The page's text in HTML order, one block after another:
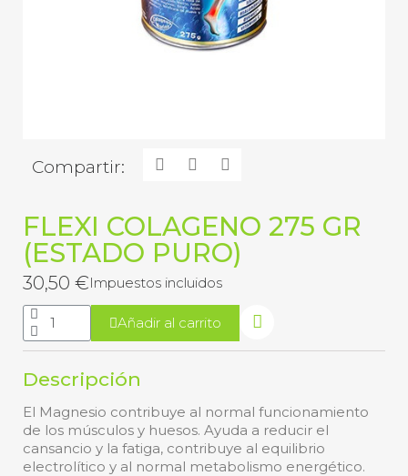
Compartir:
FLEXI COLAGENO 275 GR
(ESTADO PURO)
30,50 €Impuestos incluidos
Añadir al carrito
Descripción
El Magnesio contribuye al normal funcionamiento
de los músculos y huesos. Ayuda a reducir el
cansancio y la fatiga, contribuye al equilibrio
electrolítico y al normal metabolismo energético.